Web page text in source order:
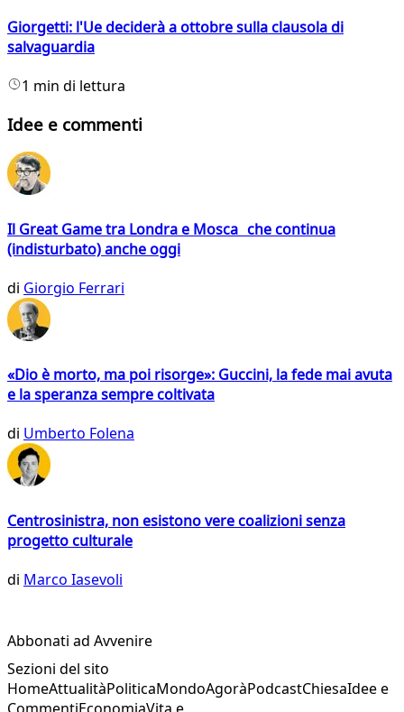
Giorgetti: l'Ue deciderà a ottobre sulla clausola di
salvaguardia
1 min di lettura
Idee e commenti
Il Great Game tra Londra e Mosca che continua
(indisturbato) anche oggi
di Giorgio Ferrari
«Dio è morto, ma poi risorge»: Guccini, la fede mai avuta
e la speranza sempre coltivata
di Umberto Folena
Centrosinistra, non esistono vere coalizioni senza
progetto culturale
di Marco Iasevoli
Abbonati ad Avvenire
Sezioni del sito
HomeAttualitàPoliticaMondoAgoràPodcastChiesaIdee e